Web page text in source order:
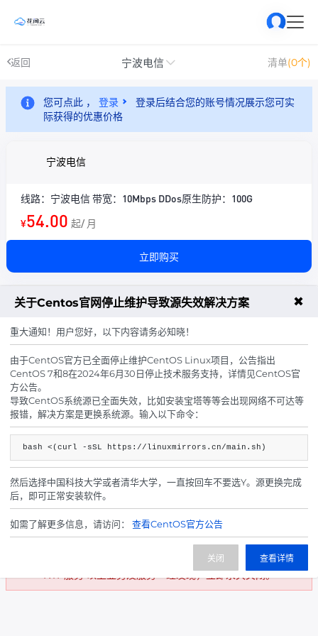
返回 宁波电信 清单(0个)
您可点此 ， 登录
登录后结合您的账号情况展示您可实
际获得的优惠价格
宁波电信
线路：宁波电信 带宽：10Mbps DDos原生防护：100G
¥54.00 起/ 月
立即购买
宁波电信-Intel ® I9-14900K
线路：宁波电信 机型：Intel ® I9-14900K 带宽：10Mbps DDos
原生防护：100G
¥109.00 起/ 月
立即购买
机房禁止用于以下业务及服务：无支付牌照的第三方及第
四方支付，易支付，发卡，卡盟，影视，代刷，代挂，刷
信誉，买号，卖号，商城，钓鱼网
站，虚拟充值，外挂辅助相关网，CC网页端，DDOS网
页端，短信轰炸，赌博网站，云免网，诈骗网，赌博网，
色情网，小说网，等等相关违法违规
站点。禁止搭建VPN服务、禁止搭建DNS服务、禁止搭建
NTP服务 以上业务及服务一经发现，立即永久关闭。
关于Centos官网停止维护导致源失效解决方案 ✖
重大通知！用户您好，以下内容请务必知晓！
由于CentOS官方已全面停止维护CentOS Linux项目，公告指出
CentOS 7和8在2024年6月30日停止技术服务支持，详情见CentOS官
方公告。
导致CentOS系统源已全面失效，比如安装宝塔等等会出现网络不可达等
报错，解决方案是更换系统源。输入以下命令：
bash <(curl -sSL https://linuxmirrors.cn/main.sh)
然后选择中国科技大学或者清华大学，一直按回车不要选Y。源更换完成
后，即可正常安装软件。
如需了解更多信息，请访问： 查看CentOS官方公告
查看详情
关闭